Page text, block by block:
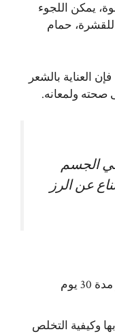
يمكن اللجوء
حمام
العناية بالشعر
صحته ولمعانه.
الجسم
عن الرز
تجربتي مع رجيم الامتناع عن الرز مدة 30 يوم
وكيفية التخلص